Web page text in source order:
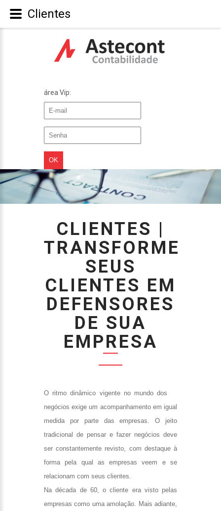
área Vip:
CLIENTES |
TRANSFORME
SEUS
CLIENTES EM
DEFENSORES
DE SUA
EMPRESA
O ritmo dinâmico vigente no mundo dos
negócios exige um acompanhamento em igual
medida por parte das empresas. O jeito
tradicional de pensar e fazer negócios deve
ser constantemente revisto, com destaque à
forma pela qual as empresas veem e se
relacionam com seus clientes.
Na década de 60, o cliente era visto pelas
empresas como uma amolação. Mais adiante,
Clientes